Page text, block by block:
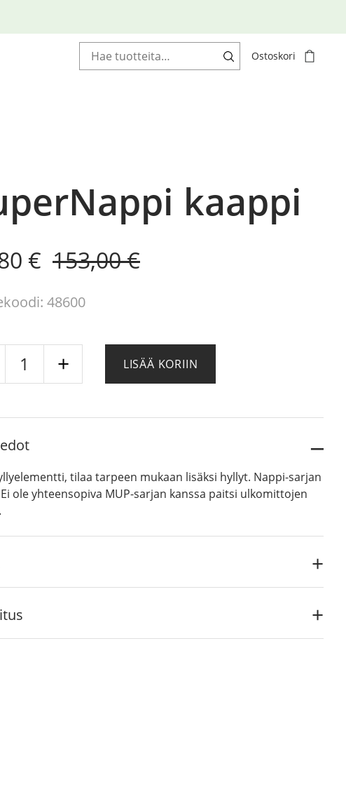
Haku: Ostoskori
kaappi
153,00€
€.
€
€.48600
kaappi
määrä
LISÄÄ KORIIN
tilaa tarpeen mukaan lisäksi hyllyt. Nappi-sarjan
ole yhteensopiva MUP-sarjan kanssa paitsi ulkomittojen